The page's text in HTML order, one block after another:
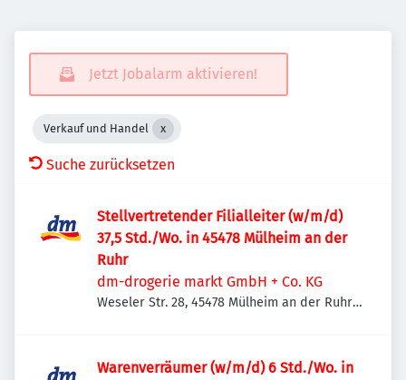
Jetzt Jobalarm aktivieren!
Verkauf und Handel
Suche zurücksetzen
Stellvertretender Filialleiter (w/m/d)
37,5 Std./Wo. in 45478 Mülheim an der
Ruhr
dm-drogerie markt GmbH + Co. KG
Weseler Str. 28, 45478 Mülheim an der Ruhr,
Warenverräumer (w/m/d) 6 Std./Wo. in